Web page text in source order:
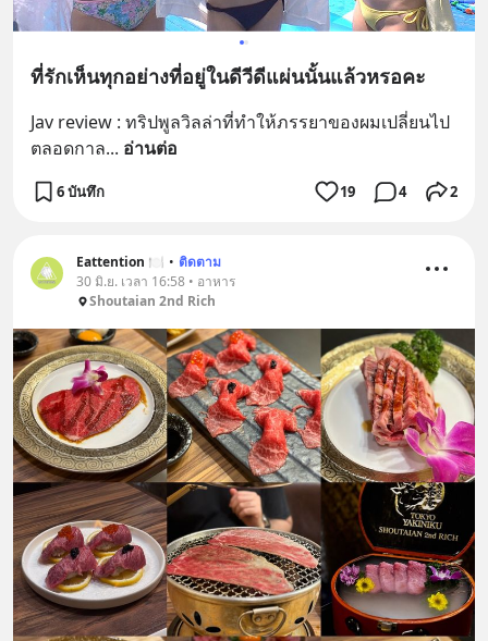
ที่รักเห็นทุกอย่างที่อยู่ในดีวีดีแผ่นนั้นแล้วหรอคะ
Jav review : ทริปพูลวิลล่าที่ทำให้ภรรยาของผมเปลี่ยนไป
ตลอดกาล... อ่านต่อ
6 บันทึก 19 4 2
Eattention 🍽 • ติดตาม
30 มิ.ย. เวลา 16:58 • อาหาร
Shoutaian 2nd Rich